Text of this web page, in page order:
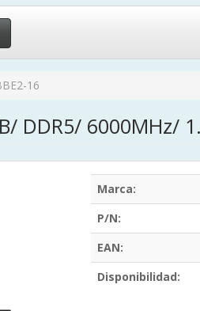
16
DDR5/ 6000MHz/
Marca:
P/N:
EAN:
Disponibilidad: